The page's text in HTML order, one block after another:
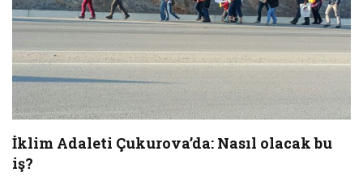
İklim Adaleti Çukurova’da: Nasıl olacak bu
iş?